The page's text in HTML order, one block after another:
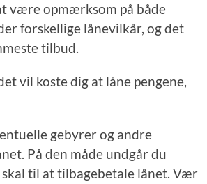
være opmærksom på både
forskellige lånevilkår, og det
tilbud.
vil koste dig at låne pengene,
gebyrer og andre
På den måde undgår du
til at tilbagebetale lånet. Vær